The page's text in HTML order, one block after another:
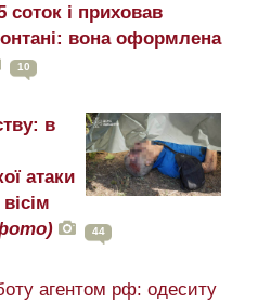
соток і приховав
вона оформлена
10
в
атаки
44
агентом рф: одеситу